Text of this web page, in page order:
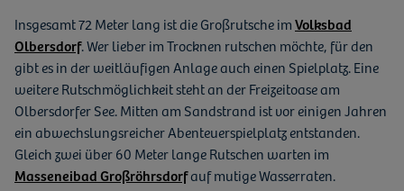
Insgesamt 72 Meter lang ist die Großrutsche imVolksbad
Olbersdorf. Wer lieber im Trocknen rutschen möchte, für den
gibt es in der weitläufigen Anlage auch einen Spielplatz. Eine
weitere Rutschmöglichkeit steht an der Freizeitoase am
Olbersdorfer See. Mitten am Sandstrand ist vor einigen Jahren
ein abwechslungsreicher Abenteuerspielplatz entstanden.
Gleich zwei über 60 Meter lange Rutschen warten im
Masseneibad Großröhrsdorfauf mutige Wasserraten.